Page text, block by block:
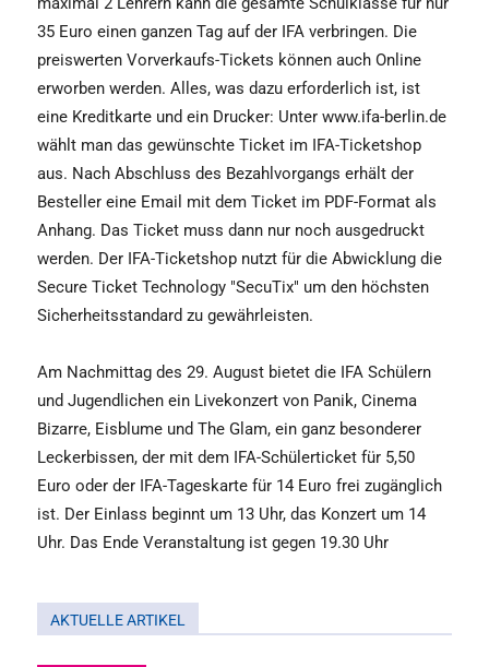
35 Euro einen ganzen Tag auf der IFA verbringen. Die
preiswerten Vorverkaufs-Tickets können auch Online
erworben werden. Alles, was dazu erforderlich ist, ist
eine Kreditkarte und ein Drucker: Unter www.ifa-berlin.de
wählt man das gewünschte Ticket im IFA-Ticketshop
aus. Nach Abschluss des Bezahlvorgangs erhält der
Besteller eine Email mit dem Ticket im PDF-Format als
Anhang. Das Ticket muss dann nur noch ausgedruckt
werden. Der IFA-Ticketshop nutzt für die Abwicklung die
Secure Ticket Technology "SecuTix" um den höchsten
Sicherheitsstandard zu gewährleisten.
Am Nachmittag des 29. August bietet die IFA Schülern
und Jugendlichen ein Livekonzert von Panik, Cinema
Bizarre, Eisblume und The Glam, ein ganz besonderer
Leckerbissen, der mit dem IFA-Schülerticket für 5,50
Euro oder der IFA-Tageskarte für 14 Euro frei zugänglich
ist. Der Einlass beginnt um 13 Uhr, das Konzert um 14
Uhr. Das Ende Veranstaltung ist gegen 19.30 Uhr
AKTUELLE ARTIKEL